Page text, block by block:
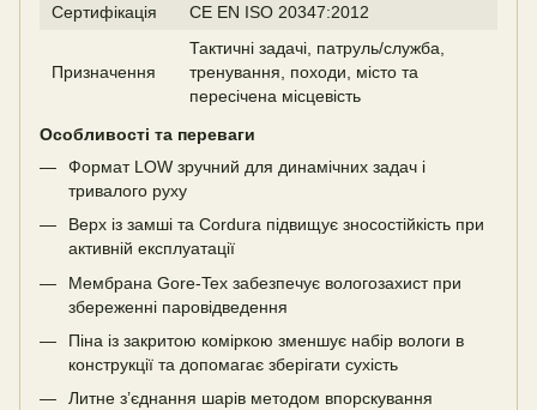
Сертифікація
CE EN ISO 20347:2012
Призначення
Тактичні задачі, патруль/служба,
тренування, походи, місто та
пересічена місцевість
Особливості та переваги
Формат LOW зручний для динамічних задач і
тривалого руху
Верх із замші та Cordura підвищує зносостійкість при
активній експлуатації
Мембрана Gore-Tex забезпечує вологозахист при
збереженні паровідведення
Піна із закритою коміркою зменшує набір вологи в
конструкції та допомагає зберігати сухість
Литне з’єднання шарів методом впорскування